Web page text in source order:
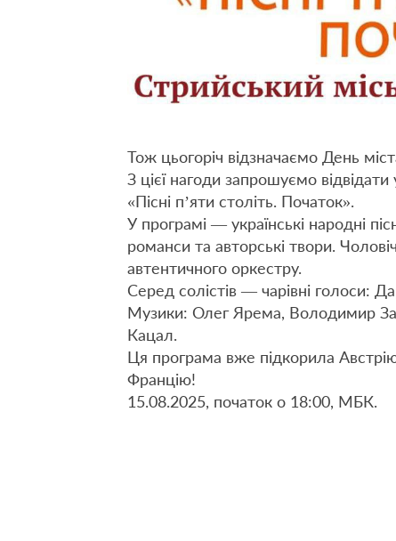
Тож цьогоріч відзначаємо День
З цієї нагоди запрошуємо
«Пісні п’яти століть. Початок».
У програмі — українські народні
романси та авторські твори.
автентичного оркестру.
Серед солістів — чарівні голоси:
Музики: Олег Ярема, Володимир
Кацал.
Ця програма вже підкорила
Францію!
15.08.2025, початок о 18:00, МБК.